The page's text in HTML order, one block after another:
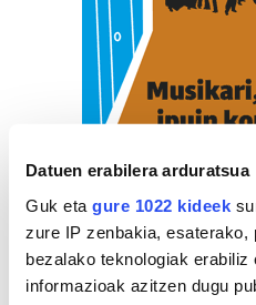
Datuen erabilera arduratsua
Guk eta gure 1022 kideek
zure IP zenbakia, esaterako,
bezalako teknologiak erabiliz
informazioak azitzen dugu